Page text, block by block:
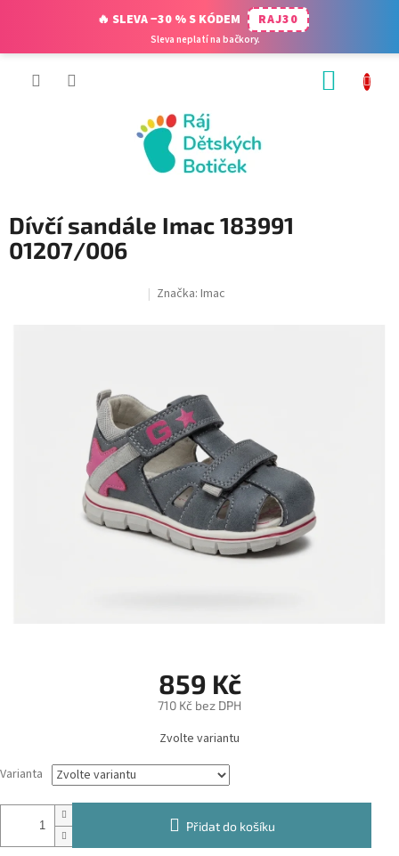
Dívčí sandále Imac 183991
01207/006
Značka: Imac
859 Kč
710 Kč bez DPH
Měrná
cena:
Zvolte variantu
Varianta
Přidat do košíku
🔥 SLEVA −30 % S KÓDEM RAJ30
Sleva neplatí na bačkory.